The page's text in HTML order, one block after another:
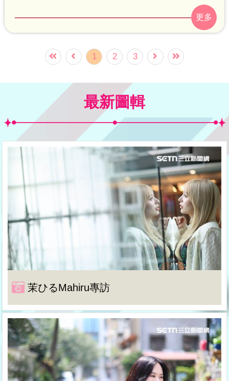
儀隨行，每分鐘都會更新，提供在地最新
天氣數據，氣象署透露，一路上有伙伴走
到腳起水泡，背負的氣象君也因為大家太
1 2 3
最新圖輯
茉ひるMahiru專訪